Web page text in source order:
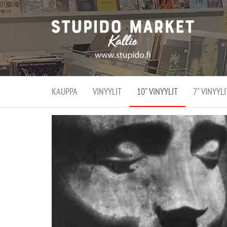
ja
Stupido
verkko-
Kallion
KAUPPA VINYYLIT 10" VINYYLIT 7"